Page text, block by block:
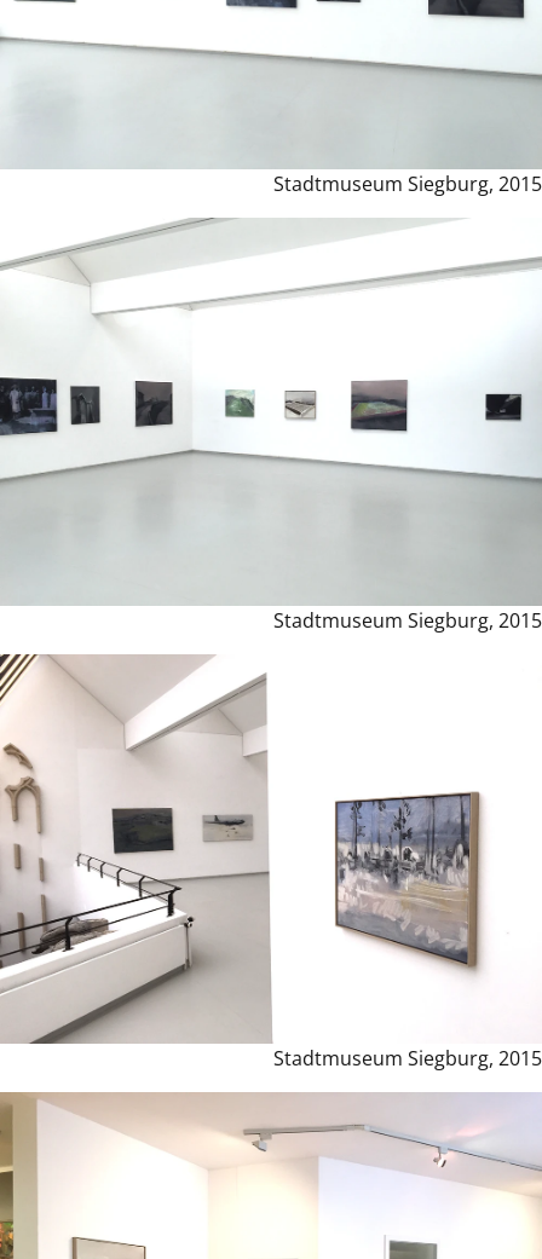
Stadtmuseum Siegburg, 2015
Stadtmuseum Siegburg, 2015
Stadtmuseum Siegburg, 2015